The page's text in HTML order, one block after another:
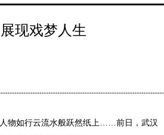
现戏梦人生
物如行云流水般跃然纸上……前日，武汉